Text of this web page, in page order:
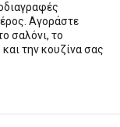
Αγοράστε
σαλόνι, το
την κουζίνα σας